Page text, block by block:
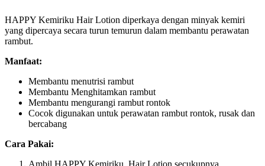
HAPPY Kemiriku Hair Lotion diperkaya dengan minyak kemiri
yang dipercaya secara turun temurun dalam membantu perawatan
rambut.
Manfaat:
Membantu menutrisi rambut
Membantu Menghitamkan rambut
Membantu mengurangi rambut rontok
Cocok digunakan untuk perawatan rambut rontok, rusak dan
bercabang
Cara Pakai:
Ambil HAPPY Kemiriku Hair Lotion secukupnya